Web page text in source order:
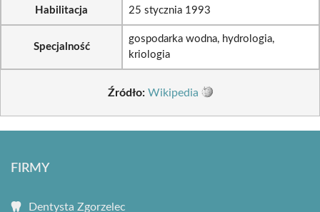
Habilitacja 25 stycznia 1993
Specjalność
gospodarka wodna, hydrologia,
kriologia
Źródło: Wikipedia
FIRMY
Dentysta Zgorzelec